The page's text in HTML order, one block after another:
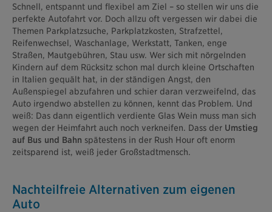
Schnell, entspannt und flexibel am Ziel – so stellen wir uns die
perfekte Autofahrt vor. Doch allzu oft vergessen wir dabei die
Themen Parkplatzsuche, Parkplatzkosten, Strafzettel,
Reifenwechsel, Waschanlage, Werkstatt, Tanken, enge
Straßen, Mautgebühren, Stau usw. Wer sich mit nörgelnden
Kindern auf dem Rücksitz schon mal durch kleine Ortschaften
in Italien gequält hat, in der ständigen Angst, den
Außenspiegel abzufahren und schier daran verzweifelnd, das
Auto irgendwo abstellen zu können, kennt das Problem. Und
weiß: Das dann eigentlich verdiente Glas Wein muss man sich
wegen der Heimfahrt auch noch verkneifen. Dass der Umstieg
auf Bus und Bahn spätestens in der Rush Hour oft enorm
zeitsparend ist, weiß jeder Großstadtmensch.
Nachteilfreie Alternativen zum eigenen
Auto